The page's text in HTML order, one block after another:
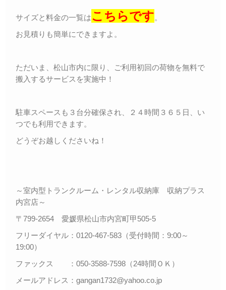
サイズと料金の一覧はこちらです。
お見積りも簡単にできますよ。
ただいま、松山市内に限り、ご利用初回の荷物を無料で
搬入するサービスを実施中！
駐車スペースも３台分確保され、２４時間３６５日、い
つでも利用できます。
どうぞお越しくださいね！
～室内型トランクルーム・レンタル収納庫 収納プラス
内宮店～
〒799-2654 愛媛県松山市内宮町甲505-5
フリーダイヤル：0120-467-583（受付時間：9:00～
19:00）
ファックス ：050-3588-7598（24時間ＯＫ）
メールアドレス：gangan1732@yahoo.co.jp